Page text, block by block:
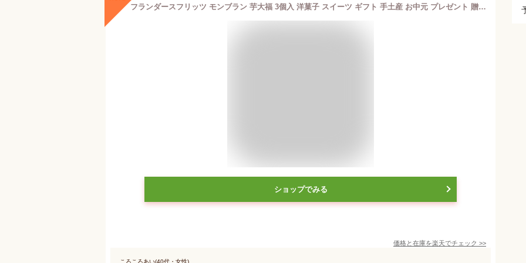
フランダースフリッツ モンブラン 芋大福 3個入 洋菓子 スイーツ ギフト 手土産 お中元 プレゼント 贈り物 お返し
ショップでみる
価格と在庫を楽天でチェック >>
ころころあい(40代・女性)